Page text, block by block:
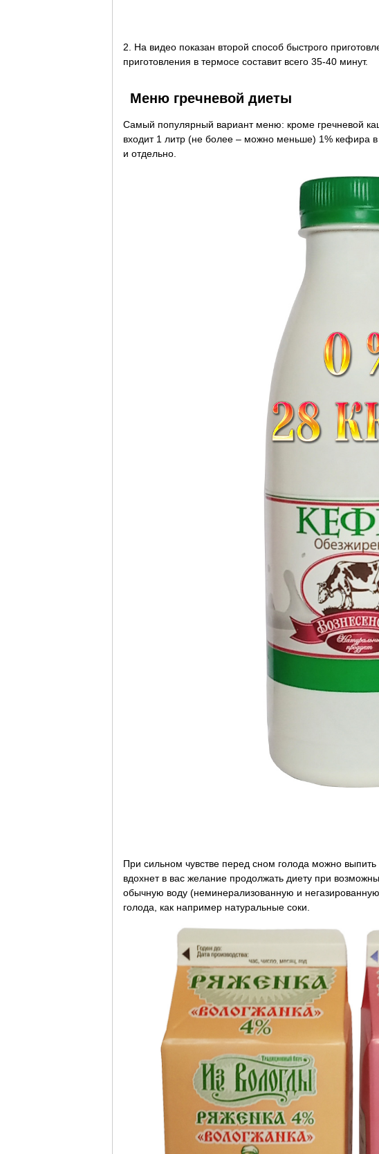
2. На видео показан второй способ быстрого
приготовления в термосе составит всего 35-40 минут.
Меню гречневой диеты
Самый популярный вариант меню: кроме гречневой
входит 1 литр (не более – можно меньше) 1% кефира
и отдельно.
При сильном чувстве перед сном голода можно
вдохнет в вас желание продолжать диету при
обычную воду (неминерализованную и
голода, как например натуральные соки.